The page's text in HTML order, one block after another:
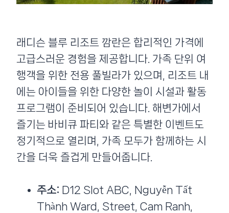
래디슨 블루 리조트 깜란은 합리적인 가격에
고급스러운 경험을 제공합니다. 가족 단위 여
행객을 위한 전용 풀빌라가 있으며, 리조트 내
에는 아이들을 위한 다양한 놀이 시설과 활동
프로그램이 준비되어 있습니다. 해변가에서
즐기는 바비큐 파티와 같은 특별한 이벤트도
정기적으로 열리며, 가족 모두가 함께하는 시
간을 더욱 즐겁게 만들어줍니다.
주소: D12 Slot ABC, Nguyễn Tất
Thành Ward, Street, Cam Ranh,